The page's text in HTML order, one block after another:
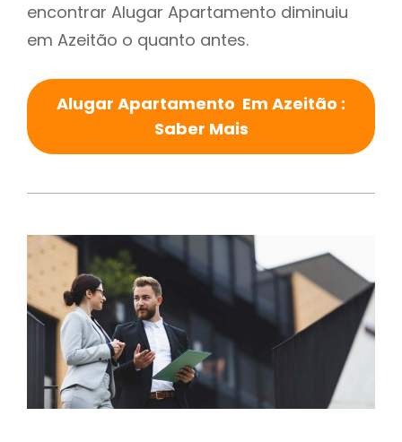
encontrar Alugar Apartamento diminuiu
em Azeitão o quanto antes.
Alugar Apartamento Em Azeitão :
Saber Mais